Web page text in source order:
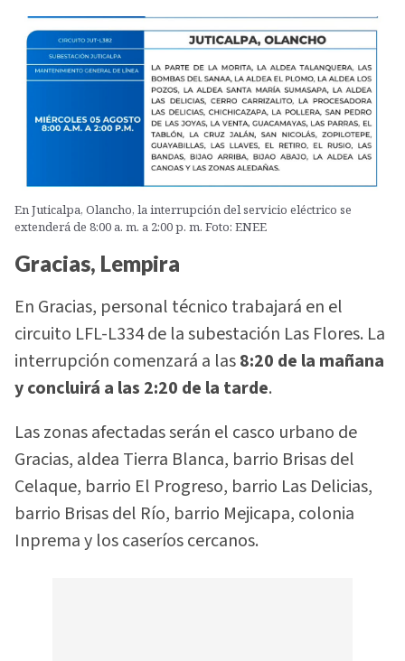
En Juticalpa, Olancho, la interrupción del servicio eléctrico se
extenderá de 8:00 a. m. a 2:00 p. m. Foto: ENEE
Gracias, Lempira
En Gracias, personal técnico trabajará en el
circuito LFL-L334 de la subestación Las Flores. La
interrupción comenzará a las8:20 de la mañana
y concluirá a las 2:20 de la tarde.
Las zonas afectadas serán el casco urbano de
Gracias, aldea Tierra Blanca, barrio Brisas del
Celaque, barrio El Progreso, barrio Las Delicias,
barrio Brisas del Río, barrio Mejicapa, colonia
Inprema y los caseríos cercanos.